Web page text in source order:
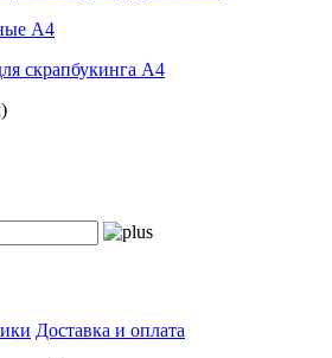
А4
скрапбукинга А4
Доставка и оплата